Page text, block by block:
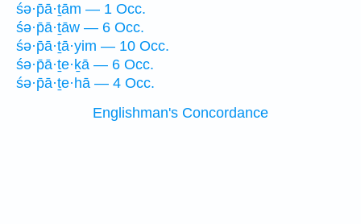
śə·p̄ā·ṯām — 1 Occ.
śə·p̄ā·ṯāw — 6 Occ.
śə·p̄ā·ṯā·yim — 10 Occ.
śə·p̄ā·ṯe·ḵā — 6 Occ.
śə·p̄ā·ṯe·hā — 4 Occ.
Englishman's Concordance